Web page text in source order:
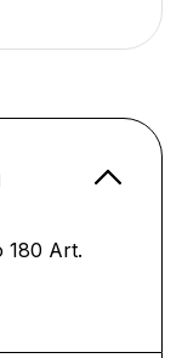
180 Art.